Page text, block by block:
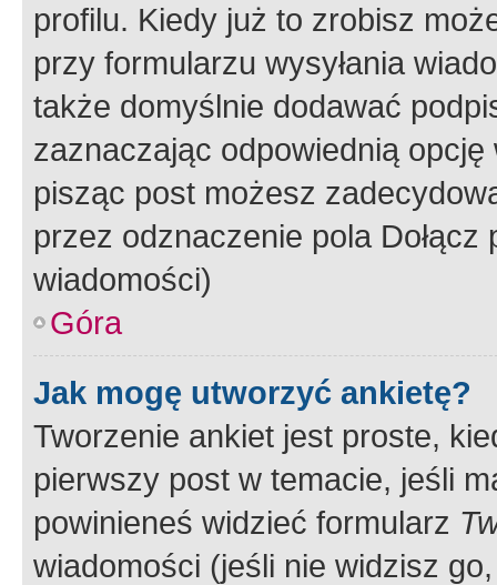
profilu. Kiedy już to zrobisz
przy formularzu wysyłania
także domyślnie dodawać
zaznaczając odpowiednią
pisząc post możesz
przez odznaczenie pola
wiadomości)
Góra
Jak mogę utworzyć ankietę?
Tworzenie ankiet jest proste,
pierwszy post w temacie, jeśli
powinieneś widzieć formularz
wiadomości (jeśli nie widzisz